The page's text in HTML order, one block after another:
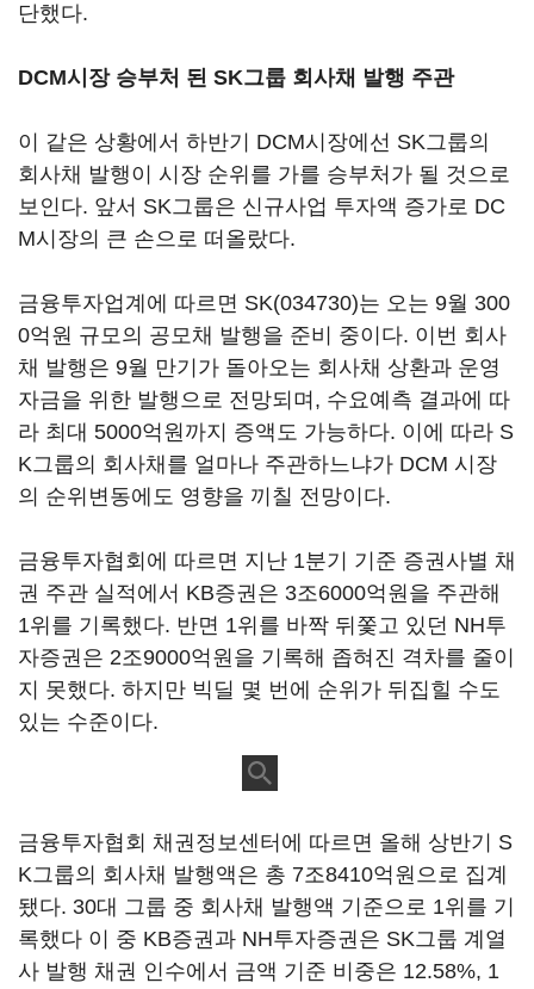
단했다.
DCM시장 승부처 된 SK그룹 회사채 발행 주관
이 같은 상황에서 하반기 DCM시장에선 SK그룹의
회사채 발행이 시장 순위를 가를 승부처가 될 것으로
보인다. 앞서 SK그룹은 신규사업 투자액 증가로 DC
M시장의 큰 손으로 떠올랐다.
금융투자업계에 따르면 SK(034730)는 오는 9월 300
0억원 규모의 공모채 발행을 준비 중이다. 이번 회사
채 발행은 9월 만기가 돌아오는 회사채 상환과 운영
자금을 위한 발행으로 전망되며, 수요예측 결과에 따
라 최대 5000억원까지 증액도 가능하다. 이에 따라 S
K그룹의 회사채를 얼마나 주관하느냐가 DCM 시장
의 순위변동에도 영향을 끼칠 전망이다.
금융투자협회에 따르면 지난 1분기 기준 증권사별 채
권 주관 실적에서 KB증권은 3조6000억원을 주관해
1위를 기록했다. 반면 1위를 바짝 뒤쫓고 있던 NH투
자증권은 2조9000억원을 기록해 좁혀진 격차를 줄이
지 못했다. 하지만 빅딜 몇 번에 순위가 뒤집힐 수도
있는 수준이다.
금융투자협회 채권정보센터에 따르면 올해 상반기 S
K그룹의 회사채 발행액은 총 7조8410억원으로 집계
됐다. 30대 그룹 중 회사채 발행액 기준으로 1위를 기
록했다 이 중 KB증권과 NH투자증권은 SK그룹 계열
사 발행 채권 인수에서 금액 기준 비중은 12.58%, 1